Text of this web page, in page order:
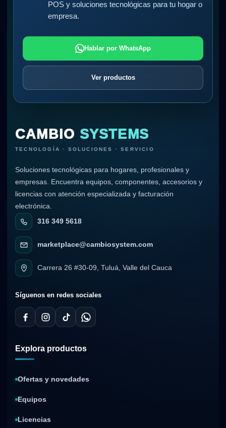
POS y soluciones tecnológicas para tu hogar o
empresa.
Hablar por WhatsApp
Ver productos
CAMBIO SYSTEMS
TECNOLOGÍA · SOLUCIONES · SERVICIO
Soluciones tecnológicas para hogares, profesionales y
empresas. Encuentra equipos, componentes, accesorios y
licencias con atención especializada y facturación
electrónica.
316 349 5618
marketplace@cambiosystem.com
Carrera 26 #30-09, Tuluá, Valle del Cauca
Síguenos en redes sociales
Explora productos
Ofertas y novedades
Equipos
Licencias